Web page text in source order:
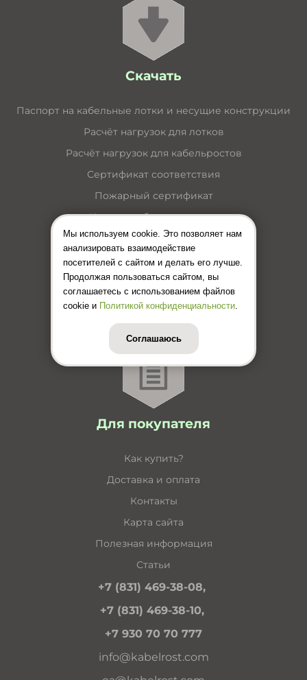
Скачать
Паспорт на кабельные лотки и несущие конструкции
Расчёт нагрузок для лотков
Расчёт нагрузок для кабельростов
Сертификат соответствия
Пожарный сертификат
Каталог кабельные лотки
Каталог лестничные лотки
Каталог кабельные короба
Каталог несущие конструкции
Инструкция по монтажу лотков
Цены (Прайс-лист)
Для покупателя
Как купить?
Доставка и оплата
Контакты
Карта сайта
Полезная информация
Статьи
+7 (831) 469-38-08,
+7 (831) 469-38-10,
+7 930 70 70 777
info@kabelrost.com
Мы используем cookie. Это позволяет нам
анализировать взаимодействие
посетителей с сайтом и делать его лучше.
Продолжая пользоваться сайтом, вы
соглашаетесь с использованием файлов
cookie и Политикой конфиденциальности
Соглашаюсь